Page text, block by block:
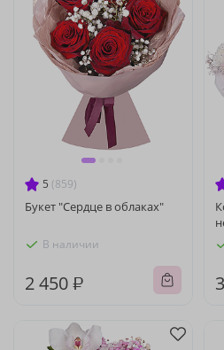
5 (859)
Букет "Сердце в облаках"
В наличии
2 450 ₽